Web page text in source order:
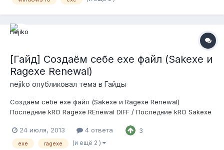
[Гайд] Создаём себе exe файл (Sakexe и
Ragexe Renewal)
nejiko опубликовал тема в Гайды
Создаём себе exe файл (Sakexe и Ragexe Renewal)
Последние kRO Ragexe REnewal DIFF / Последние kRO Sakexe
Lub файлы получить его ЗДЕСЬ! Требуется k3dt's DIFF Patch
v2.20 kRO - English Translation Packetver 23, С eAthena Trunk
24 июля, 2013 4 ответа 3
exe ragexe (и ещё 2 )